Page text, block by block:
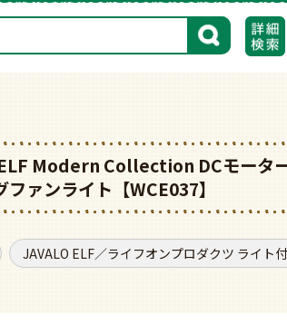
検索
ELF Modern Collection DCモー
ァンライト【WCE037】
JAVALO ELF／ライフオンプロダクツ ライト